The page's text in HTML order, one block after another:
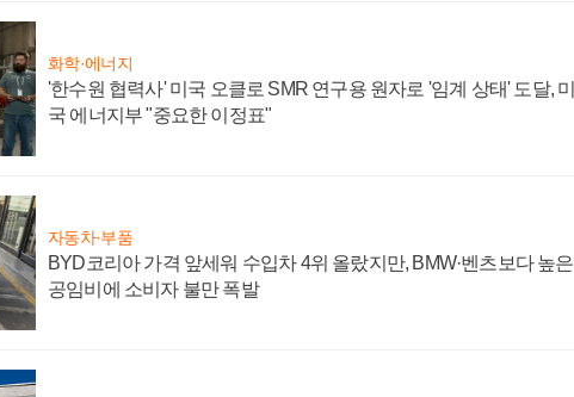
화학·에너지
'한수원 협력사' 미국 오클로 SMR 연구용 원자로 '임계 상태' 도달, 미
국 에너지부 "중요한 이정표"
자동차·부품
BYD코리아 가격 앞세워 수입차 4위 올랐지만, BMW·벤츠보다 높은
공임비에 소비자 불만 폭발